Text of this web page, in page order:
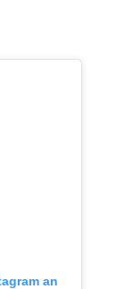
an